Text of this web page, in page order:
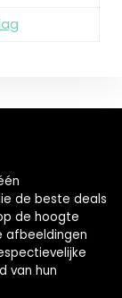
de beste deals
de hoogte
afbeeldingen
van hun